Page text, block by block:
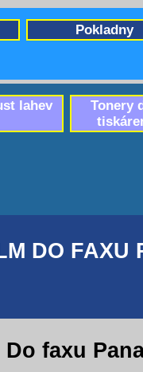
DO FAXU
Do faxu
Pokladny
Tonery
lahev